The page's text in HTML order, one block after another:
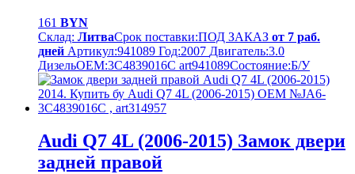
161 BYN
Склад: ЛитваСрок поставки:ПОД ЗАКАЗ от 7 раб.
дней Артикул:941089 Год:2007 Двигатель:3.0
ДизельOEM:3C4839016C art941089Cостояние:Б/У
Audi Q7 4L (2006-2015) Замок двери
задней правой